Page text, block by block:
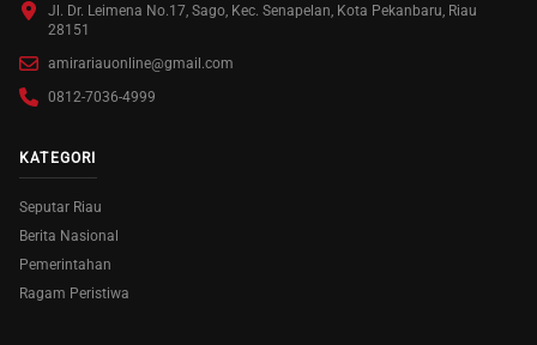
Jl. Dr. Leimena No.17, Sago, Kec. Senapelan, Kota Pekanbaru, Riau
28151
amirariauonline@gmail.com
0812-7036-4999
KATEGORI
Seputar Riau
Berita Nasional
Pemerintahan
Ragam Peristiwa